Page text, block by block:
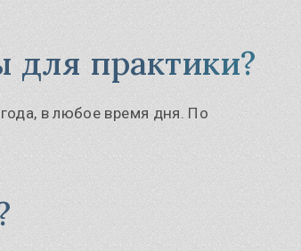
практики?
в любое время дня. По